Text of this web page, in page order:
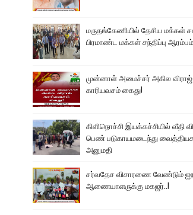
மருதங்கேணியில் தேசிய மக்கள்
பிரமாண்ட மக்கள் சந்திப்பு
முன்னாள் அமைச்சர் அகில விராஜ்
காரியவசம் கைது!
கிளிநொச்சி இயக்கச்சியில் வீதி
பெண் படுகாயமடைந்து
அனுமதி
சர்வதேச விசாரணை வேண்டும்
ஆணையாளருக்கு மகஜர்..!